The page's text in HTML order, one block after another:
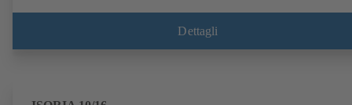
Dettagli